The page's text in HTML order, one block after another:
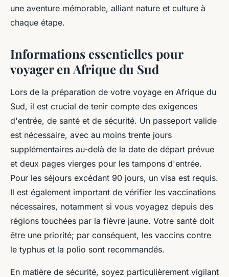
une aventure mémorable, alliant nature et culture à
chaque étape.
Informations essentielles pour
voyager en Afrique du Sud
Lors de la préparation de votre voyage en Afrique du
Sud, il est crucial de tenir compte des exigences
d'entrée, de santé et de sécurité. Un passeport valide
est nécessaire, avec au moins trente jours
supplémentaires au-delà de la date de départ prévue
et deux pages vierges pour les tampons d'entrée.
Pour les séjours excédant 90 jours, un visa est requis.
Il est également important de vérifier les vaccinations
nécessaires, notamment si vous voyagez depuis des
régions touchées par la fièvre jaune. Votre santé doit
être une priorité; par conséquent, les vaccins contre
le typhus et la polio sont recommandés.
En matière de sécurité, soyez particulièrement vigilant